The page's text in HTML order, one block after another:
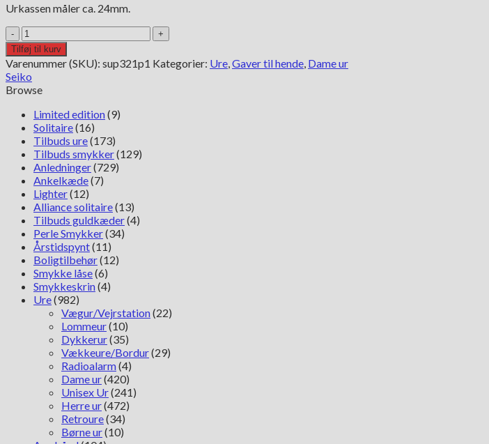
Urkassen måler ca. 24mm.
Seiko
Solar
SUP321P1
antal
Tilføj til kurv
Varenummer (SKU): sup321p1 Kategorier: Ure,Gaver til hende, Dame ur
Seiko
Browse
Limited edition(9)
Solitaire(16)
Tilbuds ure(173)
Tilbuds smykker(129)
Anledninger(729)
Ankelkæde(7)
Lighter(12)
Alliance solitaire(13)
Tilbuds guldkæder(4)
Perle Smykker(34)
Årstidspynt(11)
Boligtilbehør(12)
Smykke låse(6)
Smykkeskrin(4)
Ure(982)
Vægur/Vejrstation(22)
Lommeur(10)
Dykkerur(35)
Vækkeure/Bordur(29)
Radioalarm(4)
Dame ur(420)
Unisex Ur(241)
Herre ur(472)
Retroure(34)
Børne ur(10)